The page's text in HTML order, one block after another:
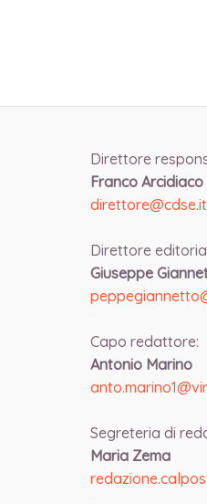
Direttore
Franco Arcidiaco
direttore@cdse.it
Direttore
Giuseppe
Capo redattore:
Antonio Marino
Segreteria di
Maria Zema